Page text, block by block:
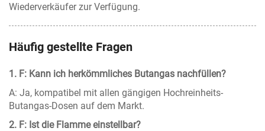
Wiederverkäufer zur Verfügung.
Häufig gestellte Fragen
1. F: Kann ich herkömmliches Butangas nachfüllen?
A: Ja, kompatibel mit allen gängigen Hochreinheits-
Butangas-Dosen auf dem Markt.
2. F: Ist die Flamme einstellbar?